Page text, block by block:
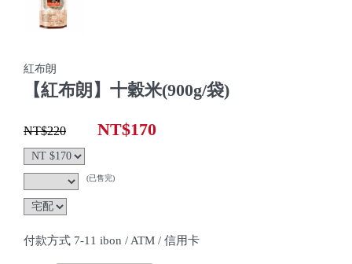
紅布朗
【紅布朗】十穀米(900g/袋)
NT$220 NT$170
(已售完)
付款方式 7-11 ibon / ATM / 信用卡